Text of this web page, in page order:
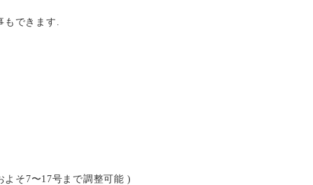
もできます.
そ7〜17号まで調整可能 )